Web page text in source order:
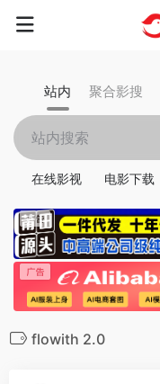
站内 聚合影搜
在线影视 电影下载
flowith 2.0